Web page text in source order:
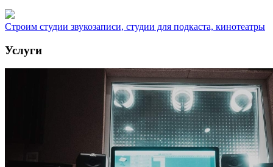
Строим студии звукозаписи, студии для подкаста, кинотеатры
Услуги